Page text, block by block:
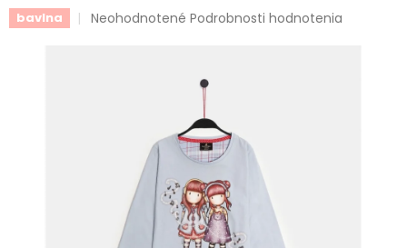
bavlna
Priemerné
hviezdičiek.
Neohodnotené Podrobnosti hodnotenia